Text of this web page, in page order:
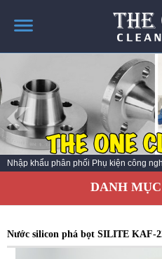
TRANG CHỦ
GIỚI THIỆU
THÔNG TIN SẢN PHẨM
TIN TỨC
LIÊN HỆ
CATALOG SẢN PHẨM
Phụ kiện công nghiệp NHẬT BẢN chính
DANH
Nước silicon phá bọt SILITE KAF-